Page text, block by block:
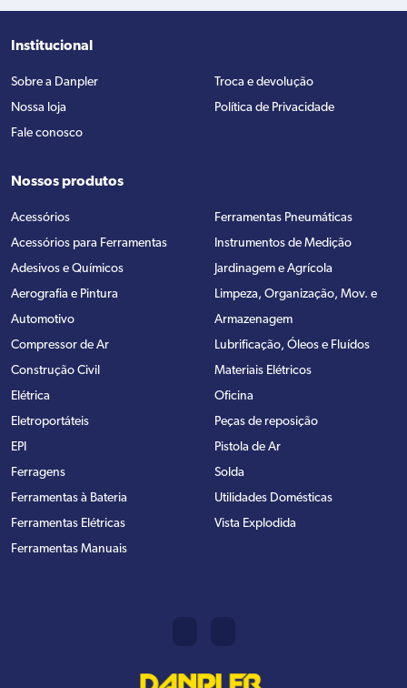
Institucional
Sobre a Danpler
Nossa loja
Fale conosco
Troca e devolução
Política de Privacidade
Nossos produtos
Acessórios
Acessórios para Ferramentas
Adesivos e Químicos
Aerografia e Pintura
Automotivo
Compressor de Ar
Construção Civil
Elétrica
Eletroportáteis
EPI
Ferragens
Ferramentas à Bateria
Ferramentas Elétricas
Ferramentas Manuais
Ferramentas Pneumáticas
Instrumentos de Medição
Jardinagem e Agrícola
Limpeza, Organização, Mov. e
Armazenagem
Lubrificação, Óleos e Fluídos
Materiais Elétricos
Oficina
Peças de reposição
Pistola de Ar
Solda
Utilidades Domésticas
Vista Explodida